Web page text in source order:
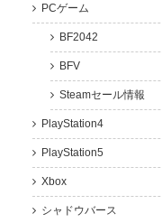
PCゲーム
BF2042
BFV
Steamセール情報
PlayStation4
PlayStation5
Xbox
シャドウバース